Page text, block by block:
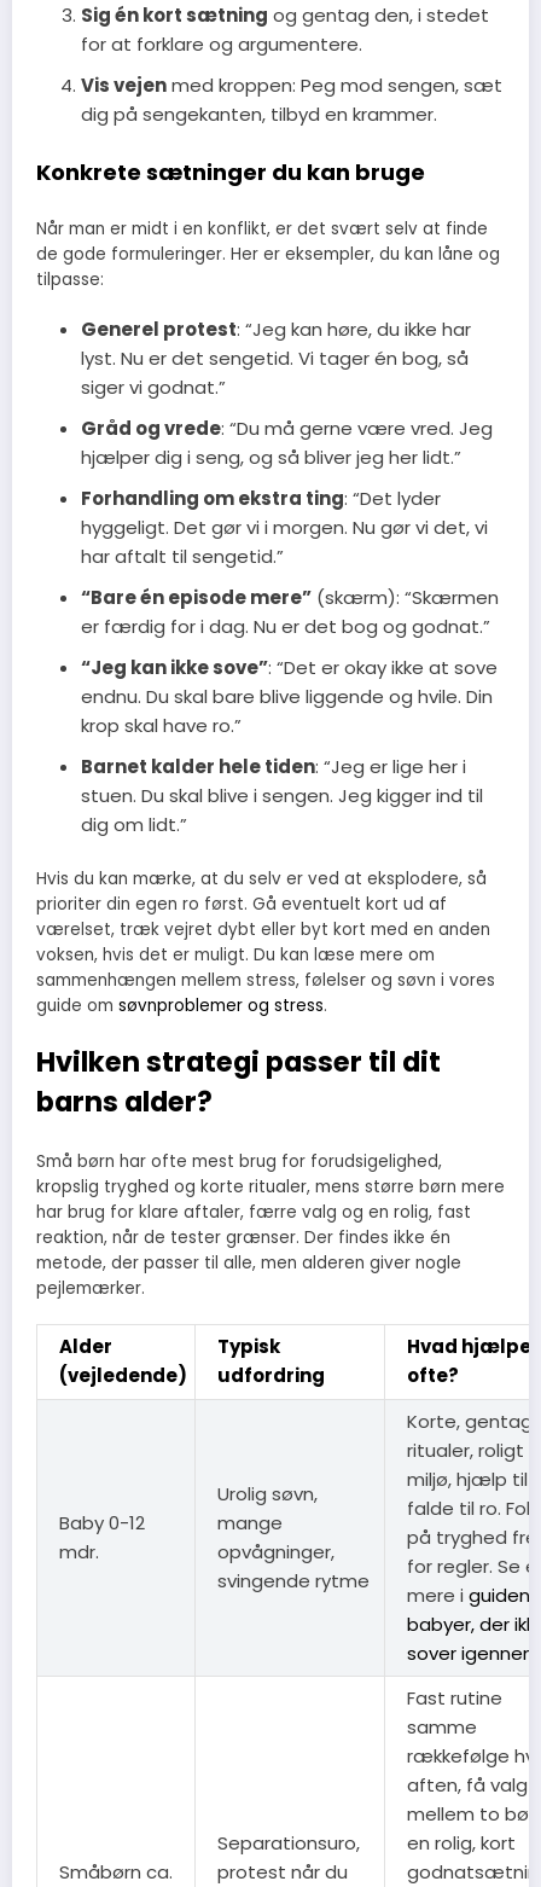
Sig én kort sætning og gentag den, i stedet
for at forklare og argumentere.
Vis vejenmed kroppen: Peg mod sengen, sæt
dig på sengekanten, tilbyd en krammer.
Konkrete sætninger du kan bruge
Når man er midt i en konflikt, er det svært selv at finde
de gode formuleringer. Her er eksempler, du kan låne og
tilpasse:
Generel protest: “Jeg kan høre, du ikke har
lyst. Nu er det sengetid. Vi tager én bog, så
siger vi godnat.”
Gråd og vrede: “Du må gerne være vred. Jeg
hjælper dig i seng, og så bliver jeg her lidt.”
Forhandling om ekstra ting: “Det lyder
hyggeligt. Det gør vi i morgen. Nu gør vi det, vi
har aftalt til sengetid.”
“Bare én episode mere”(skærm): “Skærmen
er færdig for i dag. Nu er det bog og godnat.”
“Jeg kan ikke sove”: “Det er okay ikke at sove
endnu. Du skal bare blive liggende og hvile. Din
krop skal have ro.”
Barnet kalder hele tiden: “Jeg er lige her i
stuen. Du skal blive i sengen. Jeg kigger ind til
dig om lidt.”
Hvis du kan mærke, at du selv er ved at eksplodere, så
prioriter din egen ro først. Gå eventuelt kort ud af
værelset, træk vejret dybt eller byt kort med en anden
voksen, hvis det er muligt. Du kan læse mere om
sammenhængen mellem stress, følelser og søvn i vores
guide om søvnproblemer og stress.
Hvilken strategi passer til dit
barns alder?
Små børn har ofte mest brug for forudsigelighed,
kropslig tryghed og korte ritualer, mens større børn mere
har brug for klare aftaler, færre valg og en rolig, fast
reaktion, når de tester grænser. Der findes ikke én
metode, der passer til alle, men alderen giver nogle
pejlemærker.
Alder
(vejledende)
Typisk
udfordring
Hvad hjælper
ofte?
Baby 0-12
mdr.
Urolig søvn,
mange
opvågninger,
svingende rytme
Korte,
ritualer, roligt
miljø, hjælp til
falde til ro.
på tryghed
for regler. Se
mere i guiden
babyer, der
sover igennem
Småbørn ca.
Separationsuro,
protest når du
Fast rutine
samme
rækkefølge
aften, få valg
mellem to
en rolig, kort